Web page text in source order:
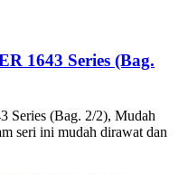
1643 Series (Bag.
Series (Bag. 2/2), Mudah
seri ini mudah dirawat dan